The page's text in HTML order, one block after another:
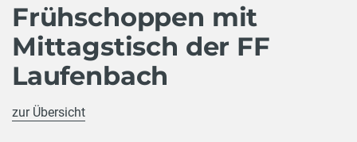
Frühschoppen mit
Mittagstisch der FF
Laufenbach
zur Übersicht